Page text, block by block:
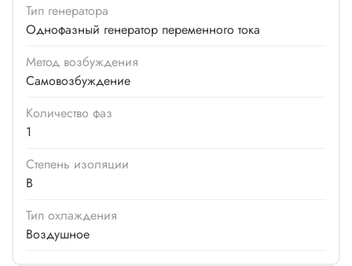
Тип генератора
Однофазный генератор переменного тока
Метод возбуждения
Самовозбуждение
Количество фаз
1
Степень изоляции
B
Тип охлаждения
Воздушное